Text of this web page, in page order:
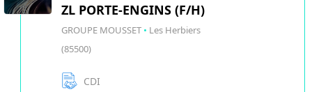
ZL PORTE-ENGINS (F/H)
GROUPE MOUSSET • Les Herbiers
(85500)
CDI